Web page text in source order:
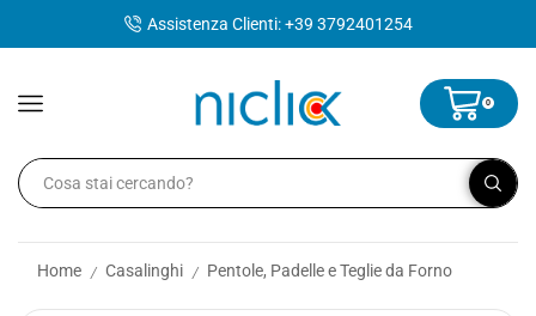
Assistenza Clienti: +39 3792401254
0
Home / Casalinghi / Pentole, Padelle e Teglie da Forno